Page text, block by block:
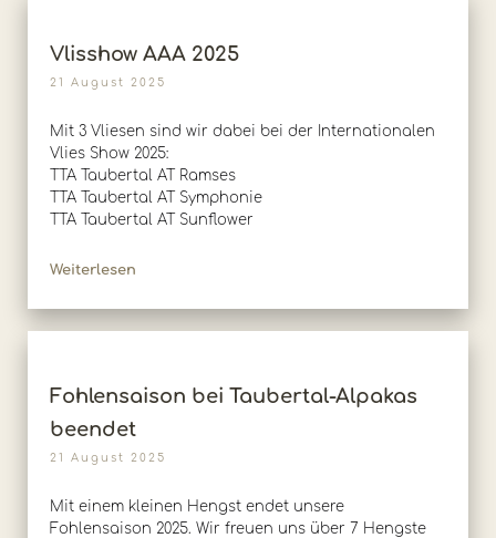
Vlisshow AAA 2025
21 August 2025
Mit 3 Vliesen sind wir dabei bei der Internationalen
Vlies Show 2025:
TTA Taubertal AT Ramses
TTA Taubertal AT Symphonie
TTA Taubertal AT Sunflower
Weiterlesen
Fohlensaison bei Taubertal-Alpakas
beendet
21 August 2025
Mit einem kleinen Hengst endet unsere
Fohlensaison 2025. Wir freuen uns über 7 Hengste